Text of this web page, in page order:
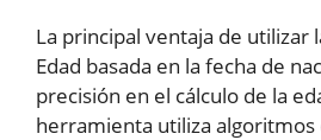
La principal ventaja de utilizar
Edad basada en la fecha de
precisión en el cálculo de la
herramienta utiliza algoritmos